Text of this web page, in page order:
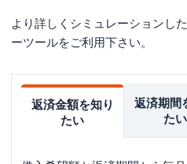
より詳しくシミュレーションし
ーツールをご利用下さい。
返済金額を知り
たい
返済期間
たい